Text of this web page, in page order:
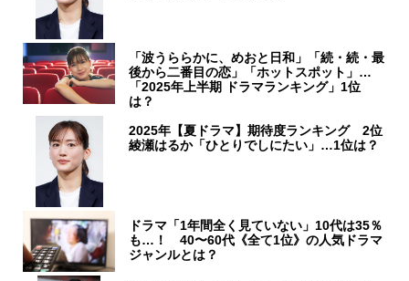
「波うららかに、めおと日和」「続・続・最
後から二番目の恋」「ホットスポット」…
「2025年上半期 ドラマランキング」1位
は？
2025年【夏ドラマ】期待度ランキング 2位
綾瀬はるか「ひとりでしにたい」…1位は？
ドラマ「1年間全く見ていない」10代は35％
も…！ 40〜60代《全て1位》の人気ドラマ
ジャンルとは？